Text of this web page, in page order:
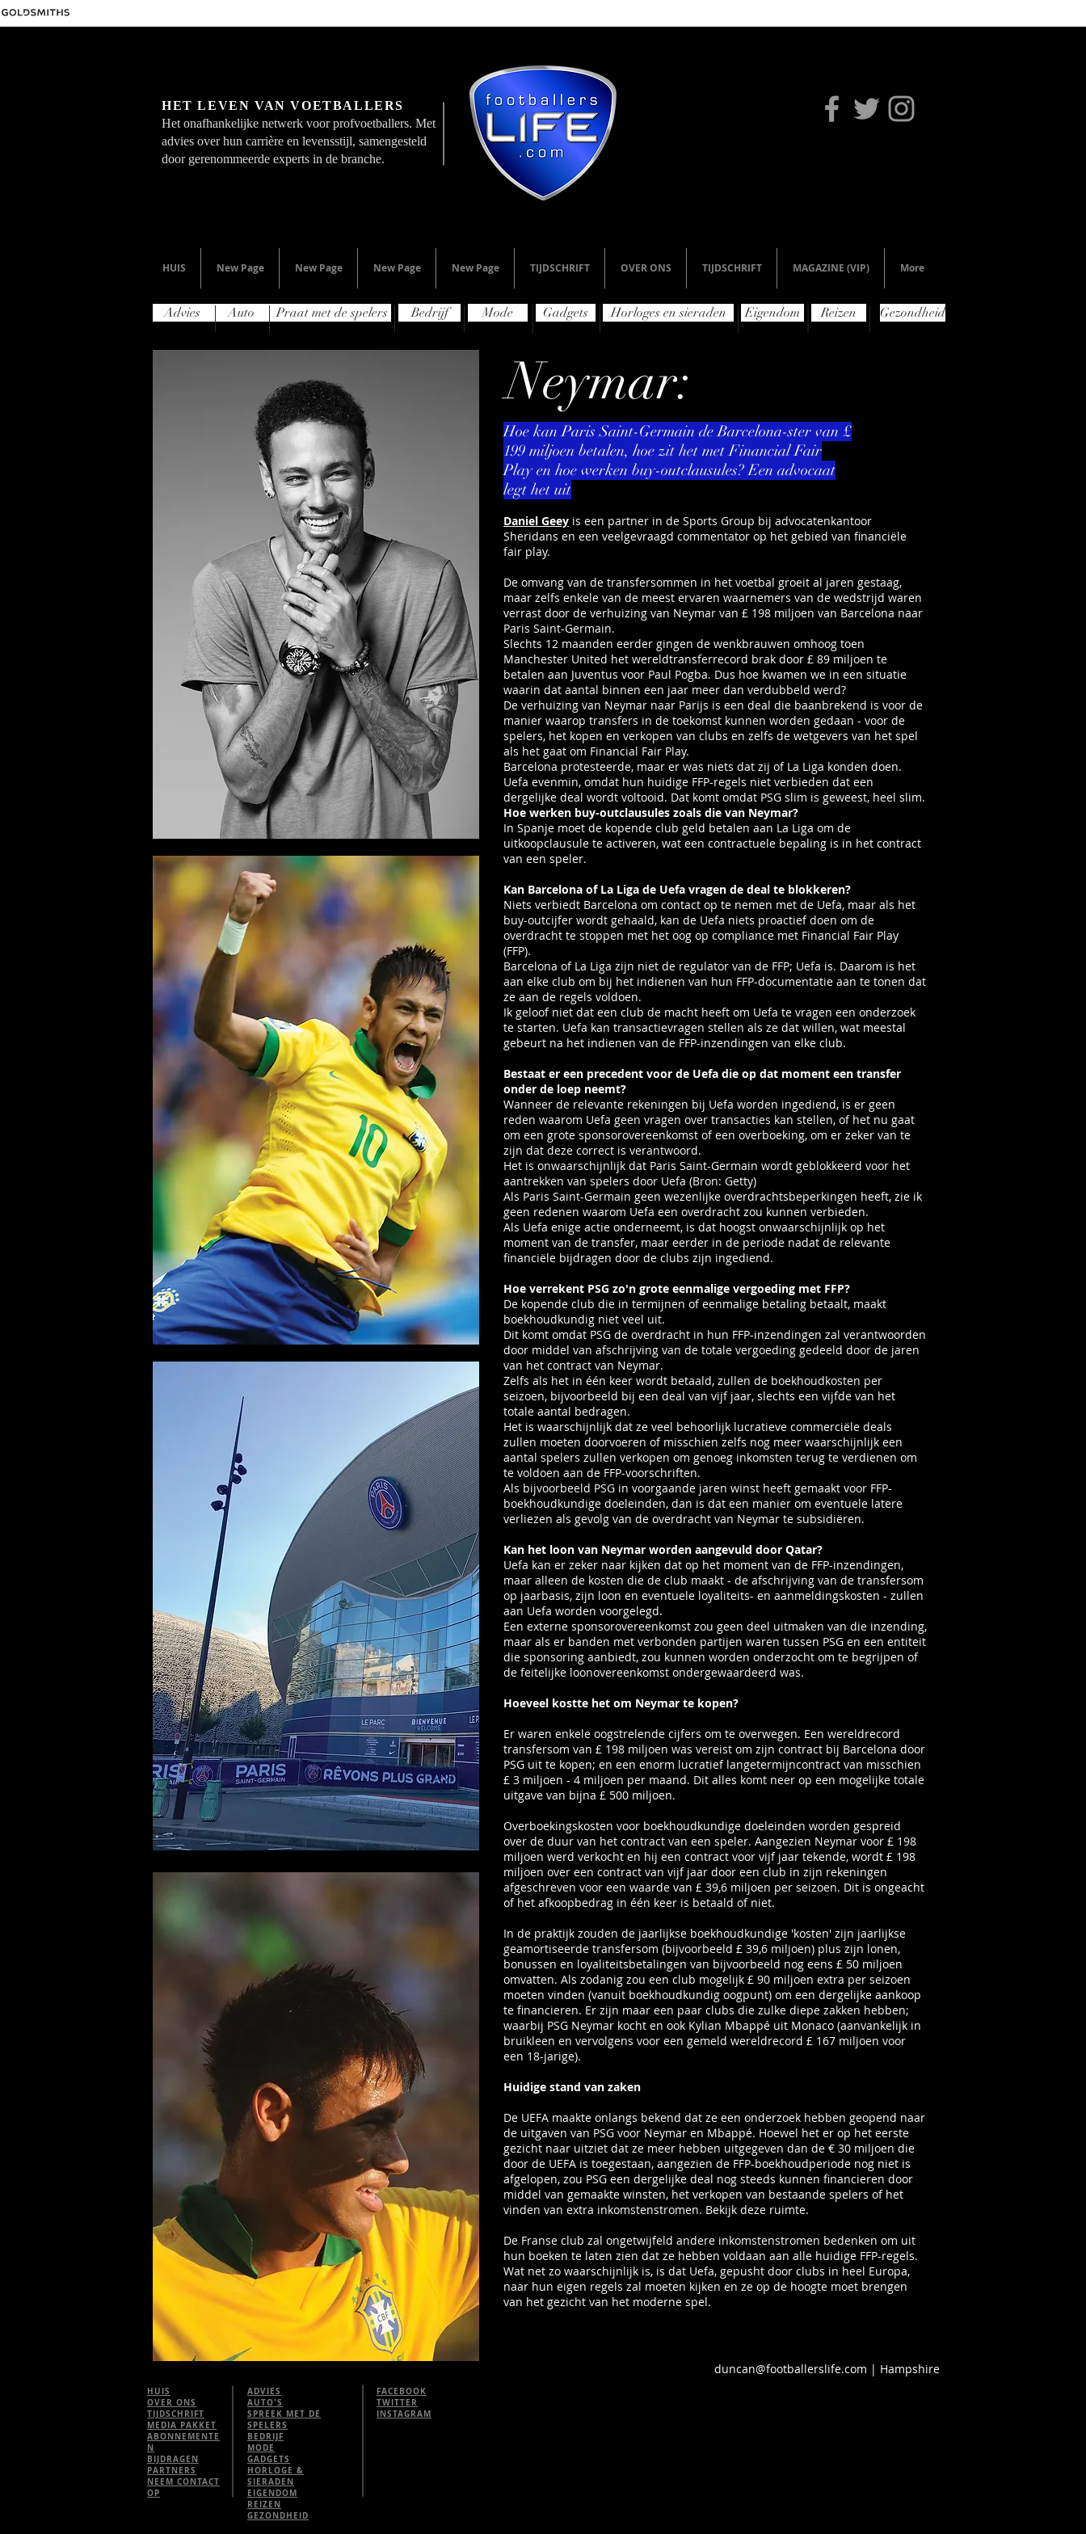
HET LEVEN VAN VOETBALLERS
Het onafhankelijke netwerk voor profvoetballers. Met
advies over hun carrière en levensstijl, samengesteld
door gerenommeerde experts in de branche.
HUIS New Page New Page New Page New Page TIJDSCHRIFT OVER ONS TIJDSCHRIFT MAGAZINE (VIP) More
Neymar:
Hoe kan Paris Saint-Germain de Barcelona-ster van £
199 miljoen betalen, hoe zit het met Financial Fair
Play en hoe werken buy-outclausules? Een advocaat
legt het uit
Daniel Geey is een partner in de Sports Group bij advocatenkantoor
Sheridans en een veelgevraagd commentator op het gebied van financiële
fair play.
De omvang van de transfersommen in het voetbal groeit al jaren gestaag,
maar zelfs enkele van de meest ervaren waarnemers van de wedstrijd waren
verrast door de verhuizing van Neymar van £ 198 miljoen van Barcelona naar
Paris Saint-Germain.
Slechts 12 maanden eerder gingen de wenkbrauwen omhoog toen
Manchester United het wereldtransferrecord brak door £ 89 miljoen te
betalen aan Juventus voor Paul Pogba. Dus hoe kwamen we in een situatie
waarin dat aantal binnen een jaar meer dan verdubbeld werd?
De verhuizing van Neymar naar Parijs is een deal die baanbrekend is voor de
manier waarop transfers in de toekomst kunnen worden gedaan - voor de
spelers, het kopen en verkopen van clubs en zelfs de wetgevers van het spel
als het gaat om Financial Fair Play.
Barcelona protesteerde, maar er was niets dat zij of La Liga konden doen.
Uefa evenmin, omdat hun huidige FFP-regels niet verbieden dat een
dergelijke deal wordt voltooid. Dat komt omdat PSG slim is geweest, heel slim.
Hoe werken buy-outclausules zoals die van Neymar?
In Spanje moet de kopende club geld betalen aan La Liga om de
uitkoopclausule te activeren, wat een contractuele bepaling is in het contract
van een speler.
Kan Barcelona of La Liga de Uefa vragen de deal te blokkeren?
Niets verbiedt Barcelona om contact op te nemen met de Uefa, maar als het
buy-outcijfer wordt gehaald, kan de Uefa niets proactief doen om de
overdracht te stoppen met het oog op compliance met Financial Fair Play
(FFP).
Barcelona of La Liga zijn niet de regulator van de FFP; Uefa is. Daarom is het
aan elke club om bij het indienen van hun FFP-documentatie aan te tonen dat
ze aan de regels voldoen.
Ik geloof niet dat een club de macht heeft om Uefa te vragen een onderzoek
te starten. Uefa kan transactievragen stellen als ze dat willen, wat meestal
gebeurt na het indienen van de FFP-inzendingen van elke club.
Bestaat er een precedent voor de Uefa die op dat moment een transfer
onder de loep neemt?
Wanneer de relevante rekeningen bij Uefa worden ingediend, is er geen
reden waarom Uefa geen vragen over transacties kan stellen, of het nu gaat
om een ​​grote sponsorovereenkomst of een overboeking, om er zeker van te
zijn dat deze correct is verantwoord.
Het is onwaarschijnlijk dat Paris Saint-Germain wordt geblokkeerd voor het
aantrekken van spelers door Uefa (Bron: Getty)
Als Paris Saint-Germain geen wezenlijke overdrachtsbeperkingen heeft, zie ik
geen redenen waarom Uefa een overdracht zou kunnen verbieden.
Als Uefa enige actie onderneemt, is dat hoogst onwaarschijnlijk op het
moment van de transfer, maar eerder in de periode nadat de relevante
financiële bijdragen door de clubs zijn ingediend.
Hoe verrekent PSG zo'n grote eenmalige vergoeding met FFP?
De kopende club die in termijnen of eenmalige betaling betaalt, maakt
boekhoudkundig niet veel uit.
Dit komt omdat PSG de overdracht in hun FFP-inzendingen zal verantwoorden
door middel van afschrijving van de totale vergoeding gedeeld door de jaren
van het contract van Neymar.
Zelfs als het in één keer wordt betaald, zullen de boekhoudkosten per
seizoen, bijvoorbeeld bij een deal van vijf jaar, slechts een vijfde van het
totale aantal bedragen.
Het is waarschijnlijk dat ze veel behoorlijk lucratieve commerciële deals
zullen moeten doorvoeren of misschien zelfs nog meer waarschijnlijk een
aantal spelers zullen verkopen om genoeg inkomsten terug te verdienen om
te voldoen aan de FFP-voorschriften.
Als bijvoorbeeld PSG in voorgaande jaren winst heeft gemaakt voor FFP-
boekhoudkundige doeleinden, dan is dat een manier om eventuele latere
verliezen als gevolg van de overdracht van Neymar te subsidiëren.
Kan het loon van Neymar worden aangevuld door Qatar?
Uefa kan er zeker naar kijken dat op het moment van de FFP-inzendingen,
maar alleen de kosten die de club maakt - de afschrijving van de transfersom
op jaarbasis, zijn loon en eventuele loyaliteits- en aanmeldingskosten - zullen
aan Uefa worden voorgelegd.
Een externe sponsorovereenkomst zou geen deel uitmaken van die inzending,
maar als er banden met verbonden partijen waren tussen PSG en een entiteit
die sponsoring aanbiedt, zou kunnen worden onderzocht om te begrijpen of
de feitelijke loonovereenkomst ondergewaardeerd was.
Hoeveel kostte het om Neymar te kopen?
Er waren enkele oogstrelende cijfers om te overwegen. Een wereldrecord
transfersom van £ 198 miljoen was vereist om zijn contract bij Barcelona door
PSG uit te kopen; en een enorm lucratief langetermijncontract van misschien
£ 3 miljoen - 4 miljoen per maand. Dit alles komt neer op een mogelijke totale
uitgave van bijna £ 500 miljoen.
Overboekingskosten voor boekhoudkundige doeleinden worden gespreid
over de duur van het contract van een speler. Aangezien Neymar voor £ 198
miljoen werd verkocht en hij een contract voor vijf jaar tekende, wordt £ 198
miljoen over een contract van vijf jaar door een club in zijn rekeningen
afgeschreven voor een waarde van £ 39,6 miljoen per seizoen. Dit is ongeacht
of het afkoopbedrag in één keer is betaald of niet.
In de praktijk zouden de jaarlijkse boekhoudkundige 'kosten' zijn jaarlijkse
geamortiseerde transfersom (bijvoorbeeld £ 39,6 miljoen) plus zijn lonen,
bonussen en loyaliteitsbetalingen van bijvoorbeeld nog eens £ 50 miljoen
omvatten. Als zodanig zou een club mogelijk £ 90 miljoen extra per seizoen
moeten vinden (vanuit boekhoudkundig oogpunt) om een ​​dergelijke aankoop
te financieren. Er zijn maar een paar clubs die zulke diepe zakken hebben;
waarbij PSG Neymar kocht en ook Kylian Mbappé uit Monaco (aanvankelijk in
bruikleen en vervolgens voor een gemeld wereldrecord £ 167 miljoen voor
een 18-jarige).
Huidige stand van zaken
De UEFA maakte onlangs bekend dat ze een onderzoek hebben geopend naar
de uitgaven van PSG voor Neymar en Mbappé. Hoewel het er op het eerste
gezicht naar uitziet dat ze meer hebben uitgegeven dan de € 30 miljoen die
door de UEFA is toegestaan, aangezien de FFP-boekhoudperiode nog niet is
afgelopen, zou PSG een dergelijke deal nog steeds kunnen financieren door
middel van gemaakte winsten, het verkopen van bestaande spelers of het
vinden van extra inkomstenstromen. Bekijk deze ruimte.
De Franse club zal ongetwijfeld andere inkomstenstromen bedenken om uit
hun boeken te laten zien dat ze hebben voldaan aan alle huidige FFP-regels.
Wat net zo waarschijnlijk is, is dat Uefa, gepusht door clubs in heel Europa,
naar hun eigen regels zal moeten kijken en ze op de hoogte moet brengen
van het gezicht van het moderne spel.
Advies Auto Praat met de spelers Mode
Bedrijf Gadgets Horloges en sieraden Eigendom Reizen Gezondheid
duncan@footballerslife.com | Hampshire
HUIS
OVER ONS
TIJDSCHRIFT
MEDIA PAKKET
ABONNEMENTE
N
BIJDRAGEN
PARTNERS
NEEM CONTACT
OP
ADVIES
AUTO'S
SPREEK MET DE
SPELERS
BEDRIJF
MODE
GADGETS
HORLOGE &
SIERADEN
EIGENDOM
REIZEN
GEZONDHEID
FACEBOOK
TWITTER
INSTAGRAM